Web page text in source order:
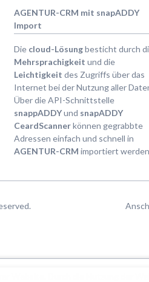
Website. Durch die Nutzung der
AGENTUR-CRM mit snapADDY
Import
Die cloud-Lösungbesticht durch
Mehrsprachigkeit und die
Leichtigkeit des Zugriffs über das
Internet bei der Nutzung aller
Über die API-Schnittstelle
snappADDYund snapADDY
CeardScannerkönnen gegrabbte
Adressen einfach und schnell in
AGENTUR-CRM importiert